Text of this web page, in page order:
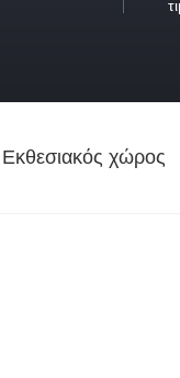
Εκθεσιακός χώρος